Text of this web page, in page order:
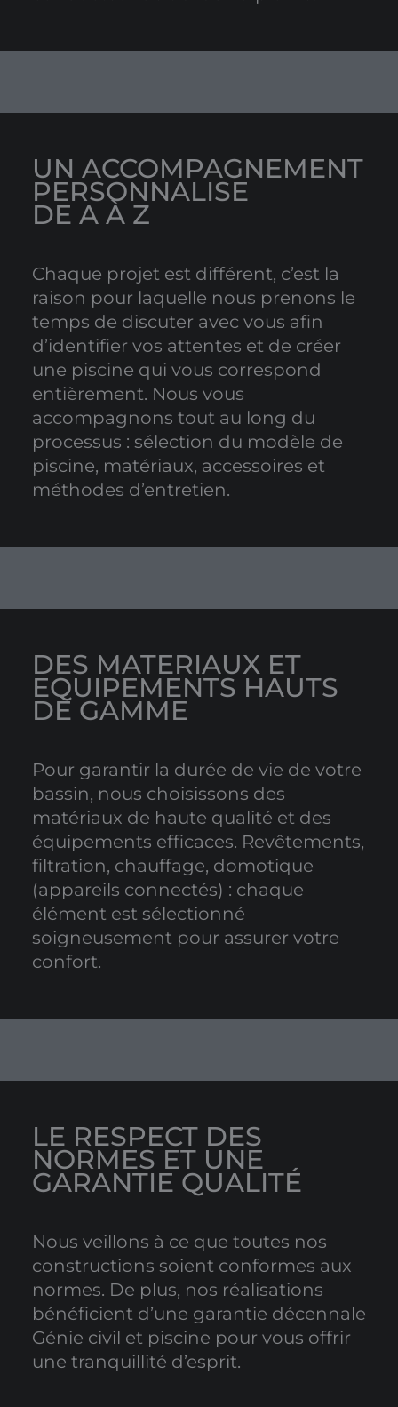
UN ACCOMPAGNEMENT
PERSONNALISE
DE A À Z
Chaque projet est différent, c’est la
raison pour laquelle nous prenons le
temps de discuter avec vous afin
d’identifier vos attentes et de créer
une piscine qui vous correspond
entièrement. Nous vous
accompagnons tout au long du
processus : sélection du modèle de
piscine, matériaux, accessoires et
méthodes d’entretien.
DES MATERIAUX ET
EQUIPEMENTS HAUTS
DE GAMME
Pour garantir la durée de vie de votre
bassin, nous choisissons des
matériaux de haute qualité et des
équipements efficaces. Revêtements,
filtration, chauffage, domotique
(appareils connectés) : chaque
élément est sélectionné
soigneusement pour assurer votre
confort.
LE RESPECT DES
NORMES ET UNE
GARANTIE QUALITÉ
Nous veillons à ce que toutes nos
constructions soient conformes aux
normes. De plus, nos réalisations
bénéficient d’une garantie décennale
Génie civil et piscine pour vous offrir
une tranquillité d’esprit.